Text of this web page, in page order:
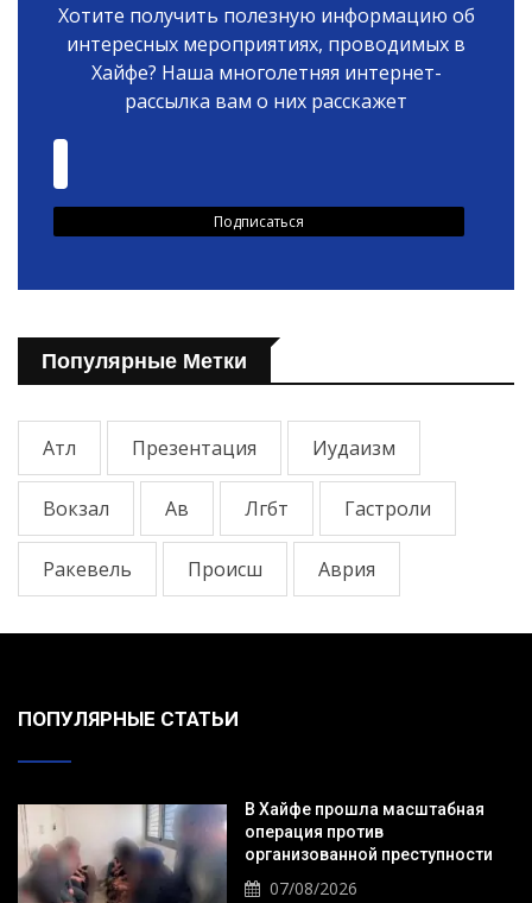
Хотите получить полезную информацию об
интересных мероприятиях, проводимых в
Хайфе? Наша многолетняя интернет-
рассылка вам о них расскажет
Популярные Метки
Атл Презентация Иудаизм
Вокзал Ав Лгбт Гастроли
Ракевель Происш Аврия
ПОПУЛЯРНЫЕ СТАТЬИ
В Хайфе прошла масштабная
операция против
организованной преступности
07/08/2026